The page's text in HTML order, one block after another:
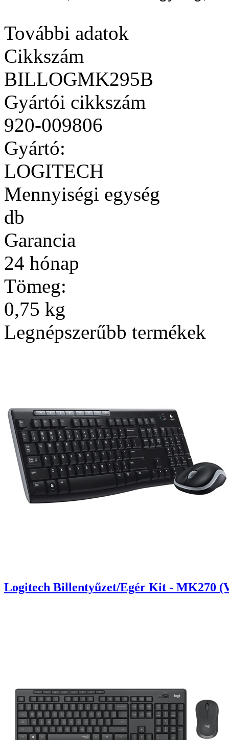
További adatok
Cikkszám
BILLOGMK295B
Gyártói cikkszám
920-009806
Gyártó:
LOGITECH
Mennyiségi egység
db
Garancia
24 hónap
Tömeg:
0,75 kg
Legnépszerűbb termékek
Logitech Billentyűzet/Egér Kit - MK270